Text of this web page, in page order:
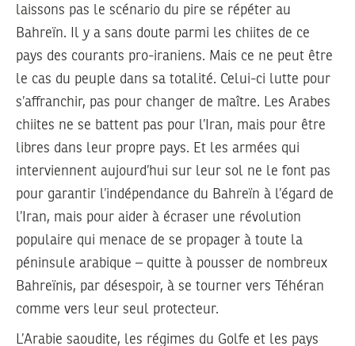
laissons pas le scénario du pire se répéter au
Bahreïn. Il y a sans doute parmi les chiites de ce
pays des courants pro-iraniens. Mais ce ne peut être
le cas du peuple dans sa totalité. Celui-ci lutte pour
s’affranchir, pas pour changer de maître. Les Arabes
chiites ne se battent pas pour l’Iran, mais pour être
libres dans leur propre pays. Et les armées qui
interviennent aujourd’hui sur leur sol ne le font pas
pour garantir l’indépendance du Bahreïn à l’égard de
l’Iran, mais pour aider à écraser une révolution
populaire qui menace de se propager à toute la
péninsule arabique – quitte à pousser de nombreux
Bahreïnis, par désespoir, à se tourner vers Téhéran
comme vers leur seul protecteur.
L’Arabie saoudite, les régimes du Golfe et les pays